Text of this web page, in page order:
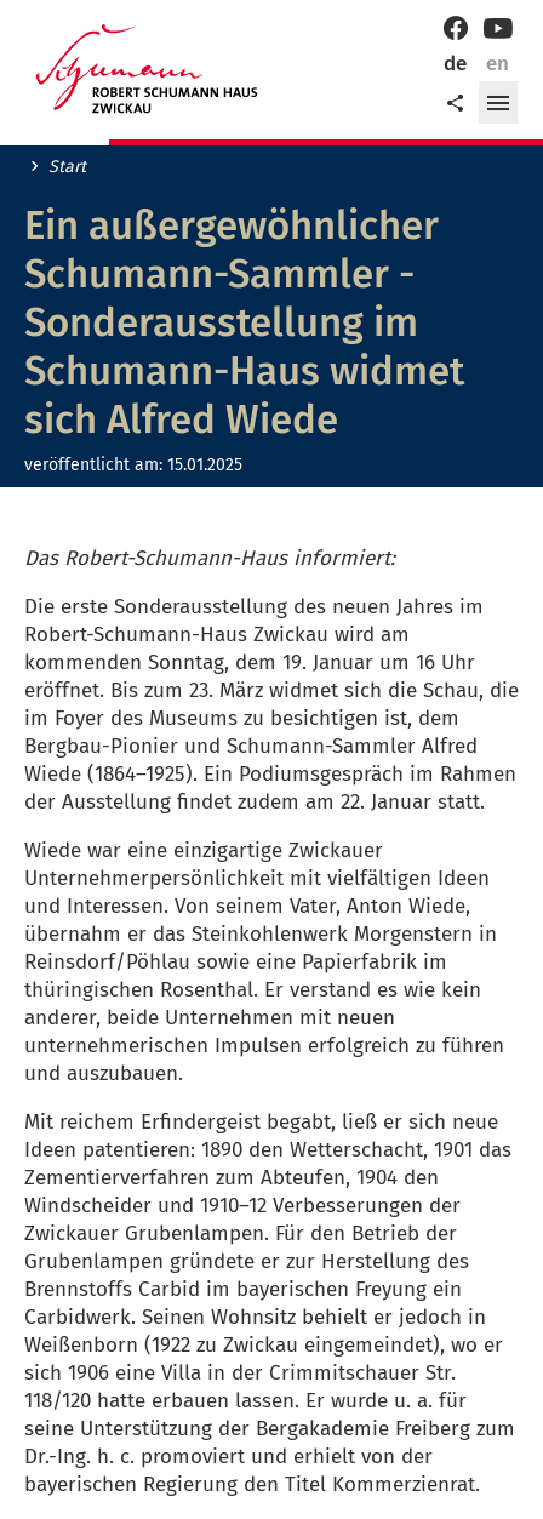
Stadt
de
en
Teilen
Facebook
Start
Ein außergewöhnlicher
Schumann-Sammler -
Sonderausstellung im
Schumann-Haus widmet
sich Alfred Wiede
veröffentlicht am: 15.01.2025
Das Robert-Schumann-Haus informiert:
Die erste Sonderausstellung des neuen Jahres im
Robert-Schumann-Haus Zwickau wird am
kommenden Sonntag, dem 19. Januar um 16 Uhr
eröffnet. Bis zum 23. März widmet sich die Schau, die
im Foyer des Museums zu besichtigen ist, dem
Bergbau-Pionier und Schumann-Sammler Alfred
Wiede (1864–1925). Ein Podiumsgespräch im Rahmen
der Ausstellung findet zudem am 22. Januar statt.
Wiede war eine einzigartige Zwickauer
Unternehmerpersönlichkeit mit vielfältigen Ideen
und Interessen. Von seinem Vater, Anton Wiede,
übernahm er das Steinkohlenwerk Morgenstern in
Reinsdorf/Pöhlau sowie eine Papierfabrik im
thüringischen Rosenthal. Er verstand es wie kein
anderer, beide Unternehmen mit neuen
unternehmerischen Impulsen erfolgreich zu führen
und auszubauen.
Mit reichem Erfindergeist begabt, ließ er sich neue
Ideen patentieren: 1890 den Wetterschacht, 1901 das
Zementierverfahren zum Abteufen, 1904 den
Windscheider und 1910–12 Verbesserungen der
Zwickauer Grubenlampen. Für den Betrieb der
Grubenlampen gründete er zur Herstellung des
Brennstoffs Carbid im bayerischen Freyung ein
Carbidwerk. Seinen Wohnsitz behielt er jedoch in
Weißenborn (1922 zu Zwickau eingemeindet), wo er
sich 1906 eine Villa in der Crimmitschauer Str.
118/120 hatte erbauen lassen. Er wurde u. a. für
seine Unterstützung der Bergakademie Freiberg zum
Dr.-Ing. h. c. promoviert und erhielt von der
bayerischen Regierung den Titel Kommerzienrat.